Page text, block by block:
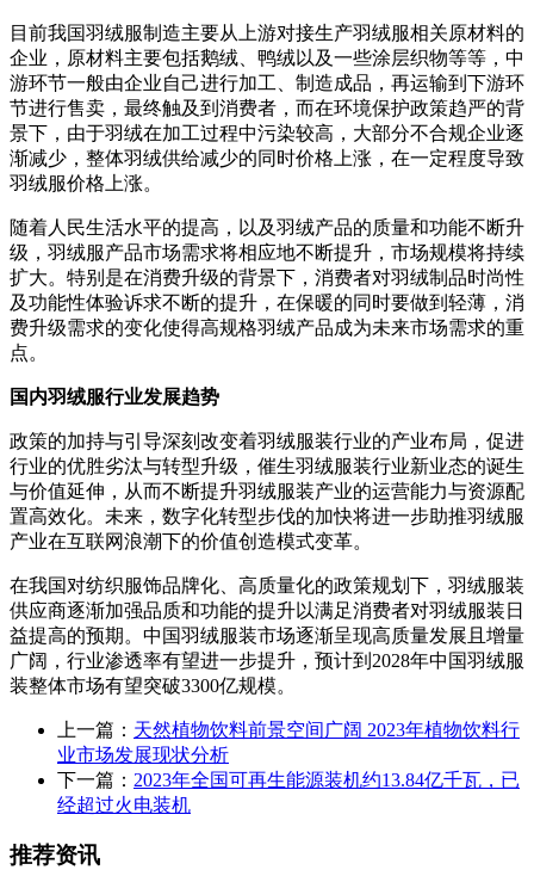
目前我国羽绒服制造主要从上游对接生产羽绒服相关原材料的
企业，原材料主要包括鹅绒、鸭绒以及一些涂层织物等等，中
游环节一般由企业自己进行加工、制造成品，再运输到下游环
节进行售卖，最终触及到消费者，而在环境保护政策趋严的背
景下，由于羽绒在加工过程中污染较高，大部分不合规企业逐
渐减少，整体羽绒供给减少的同时价格上涨，在一定程度导致
羽绒服价格上涨。
随着人民生活水平的提高，以及羽绒产品的质量和功能不断升
级，羽绒服产品市场需求将相应地不断提升，市场规模将持续
扩大。特别是在消费升级的背景下，消费者对羽绒制品时尚性
及功能性体验诉求不断的提升，在保暖的同时要做到轻薄，消
费升级需求的变化使得高规格羽绒产品成为未来市场需求的重
点。
国内羽绒服行业发展趋势
政策的加持与引导深刻改变着羽绒服装行业的产业布局，促进
行业的优胜劣汰与转型升级，催生羽绒服装行业新业态的诞生
与价值延伸，从而不断提升羽绒服装产业的运营能力与资源配
置高效化。未来，数字化转型步伐的加快将进一步助推羽绒服
产业在互联网浪潮下的价值创造模式变革。
在我国对纺织服饰品牌化、高质量化的政策规划下，羽绒服装
供应商逐渐加强品质和功能的提升以满足消费者对羽绒服装日
益提高的预期。中国羽绒服装市场逐渐呈现高质量发展且增量
广阔，行业渗透率有望进一步提升，预计到2028年中国羽绒服
装整体市场有望突破3300亿规模。
上一篇： 天然植物饮料前景空间广阔 2023年植物饮料行
业市场发展现状分析
下一篇： 2023年全国可再生能源装机约13.84亿千瓦，已
经超过火电装机
推荐资讯